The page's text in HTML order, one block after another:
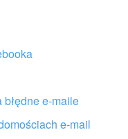
informacji
tego narzędzia
e-maile
e-mail